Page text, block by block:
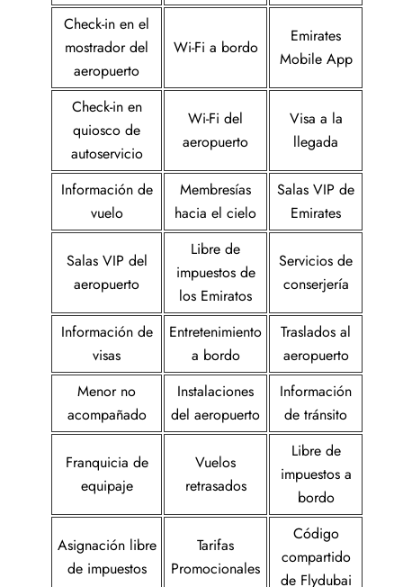
Check-in en el
mostrador del
aeropuerto
Wi-Fi a bordo
Emirates
Mobile App
Check-in en
quiosco de
autoservicio
Wi-Fi del
aeropuerto
Visa a la
llegada
Información de
vuelo
Membresías
hacia el cielo
Salas VIP de
Emirates
Salas VIP del
aeropuerto
Libre de
impuestos de
los Emiratos
Servicios de
conserjería
Información de
visas
Entretenimiento
a bordo
Traslados al
aeropuerto
Menor no
acompañado
Instalaciones
del aeropuerto
Información
de tránsito
Franquicia de
equipaje
Vuelos
retrasados
Libre de
impuestos a
bordo
Asignación libre
de impuestos
Tarifas
Promocionales
Código
compartido
de Flydubai